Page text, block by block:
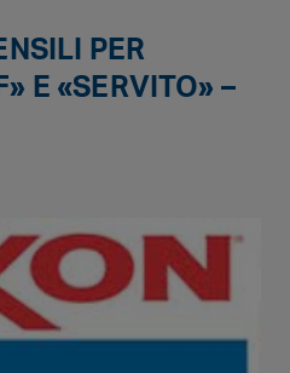
PER
E «SERVITO» –